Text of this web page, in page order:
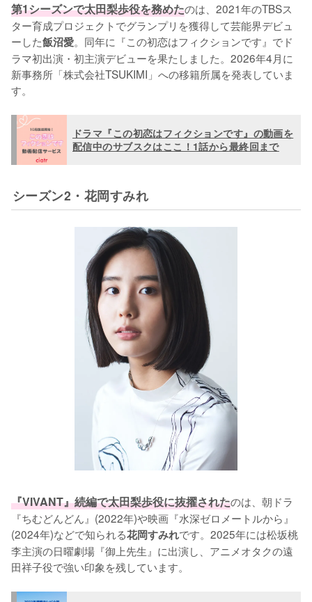
第1シーズンで太田梨歩役を務めたのは、2021年のTBSス
ター育成プロジェクトでグランプリを獲得して芸能界デビュ
ーした飯沼愛。同年に『この初恋はフィクションです』でド
ラマ初出演・初主演デビューを果たしました。2026年4月に
新事務所「株式会社TSUKIMI」への移籍所属を発表していま
す。
ドラマ『この初恋はフィクションです』の動画を
配信中のサブスクはここ！1話から最終回まで
シーズン2・花岡すみれ
『VIVANT』続編で太田梨歩役に抜擢されたのは、朝ドラ
『ちむどんどん』(2022年)や映画『水深ゼロメートルから』
(2024年)などで知られる花岡すみれです。2025年には松坂桃
李主演の日曜劇場『御上先生』に出演し、アニメオタクの遠
田祥子役で強い印象を残しています。